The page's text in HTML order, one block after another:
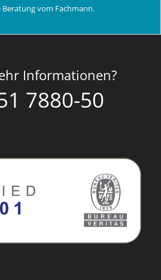
Beratung vom Fachmann.
Informationen?
7880-50